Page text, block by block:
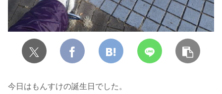
今日はもんすけの誕生日でした。